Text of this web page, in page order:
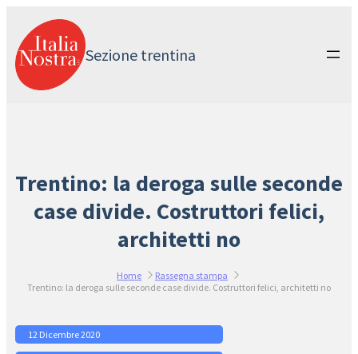
contenuto
Sezione trentina
Trentino: la deroga sulle seconde
case divide. Costruttori felici,
architetti no
Home
Rassegna stampa
Trentino: la deroga sulle seconde case divide. Costruttori felici, architetti no
12 Dicembre 2020